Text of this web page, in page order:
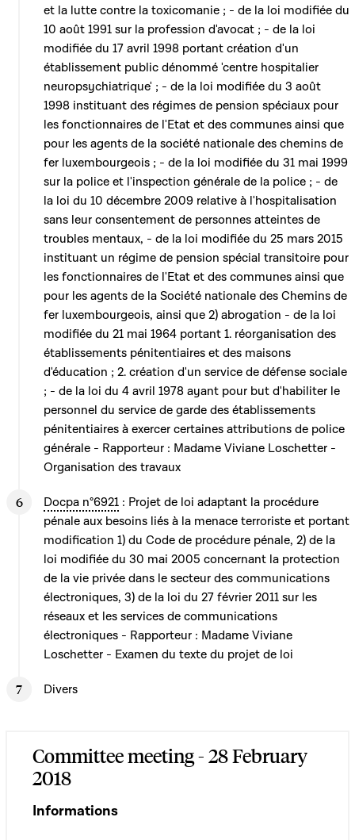
et la lutte contre la toxicomanie ; - de la loi modifiée du
10 août 1991 sur la profession d'avocat ; - de la loi
modifiée du 17 avril 1998 portant création d'un
établissement public dénommé 'centre hospitalier
neuropsychiatrique' ; - de la loi modifiée du 3 août
1998 instituant des régimes de pension spéciaux pour
les fonctionnaires de l'Etat et des communes ainsi que
pour les agents de la société nationale des chemins de
fer luxembourgeois ; - de la loi modifiée du 31 mai 1999
sur la police et l'inspection générale de la police ; - de
la loi du 10 décembre 2009 relative à l'hospitalisation
sans leur consentement de personnes atteintes de
troubles mentaux, - de la loi modifiée du 25 mars 2015
instituant un régime de pension spécial transitoire pour
les fonctionnaires de l'Etat et des communes ainsi que
pour les agents de la Société nationale des Chemins de
fer luxembourgeois, ainsi que 2) abrogation - de la loi
modifiée du 21 mai 1964 portant 1. réorganisation des
établissements pénitentiaires et des maisons
d'éducation ; 2. création d'un service de défense sociale
; - de la loi du 4 avril 1978 ayant pour but d'habiliter le
personnel du service de garde des établissements
pénitentiaires à exercer certaines attributions de police
générale - Rapporteur : Madame Viviane Loschetter -
Organisation des travaux
Docpa n°6921 : Projet de loi adaptant la procédure
pénale aux besoins liés à la menace terroriste et portant
modification 1) du Code de procédure pénale, 2) de la
loi modifiée du 30 mai 2005 concernant la protection
de la vie privée dans le secteur des communications
électroniques, 3) de la loi du 27 février 2011 sur les
réseaux et les services de communications
électroniques - Rapporteur : Madame Viviane
Loschetter - Examen du texte du projet de loi
Divers
Committee meeting - 28 February
2018
Informations